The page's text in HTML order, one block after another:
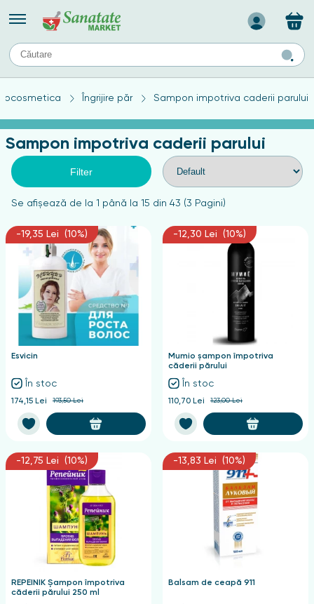
Назад
TIPURI DE TEN
Produse pentru ten mixt
Ten problematic
Produse pentru ten gras
Produse pentru ten sensibil
articulațiilor
Îngrijire păr Sampon impotriva caderii parului
Sampon impotriva caderii parului
Filter
Se afişează de la 1 până la 15 din 43 (3 Pagini)
-19,35 Lei (10%)
Esvicin
În stoc
174,15 Lei 193,50 Lei
-12,30 Lei (10%)
Mumio șampon împotriva
căderii părului
În stoc
110,70 Lei 123,00 Lei
-12,75 Lei (10%)
REPEINIK Șampon împotriva
căderii părului 250 ml
-13,83 Lei (10%)
Balsam de ceapă 911